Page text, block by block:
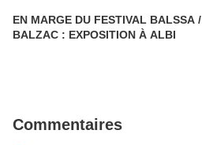
EN MARGE DU FESTIVAL BALSSA /
BALZAC : EXPOSITION À ALBI
Commentaires